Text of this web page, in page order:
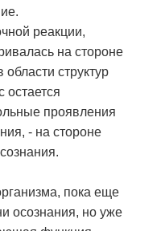
реакции,
на стороне
структур
остается
проявления
- на стороне
пока еще
осознания, но уже